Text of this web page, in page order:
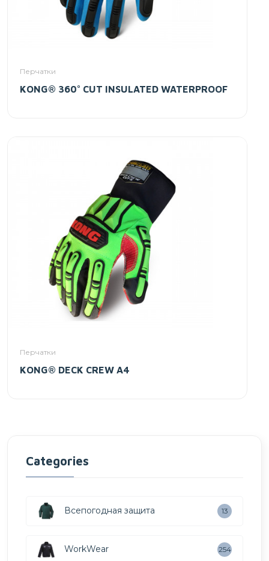
Перчатки
KONG® 360° CUT INSULATED WATERPROOF
Перчатки
KONG® DECK CREW A4
Categories
Всепогодная защита 13
WorkWear 254